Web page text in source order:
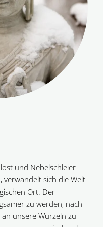
und Nebelschleier
verwandelt sich die Welt
Ort. Der
zu werden, nach
unsere Wurzeln zu